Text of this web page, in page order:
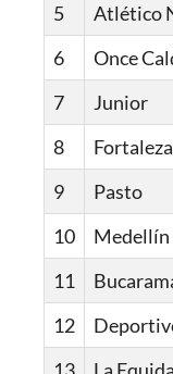
5
Atlético
6
Once
7
Junior
8
Fortaleza
9
Pasto
10
Medellín
11
12